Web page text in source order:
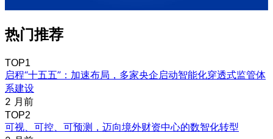
热门推荐
TOP1
启程“十五五”：加速布局，多家央企启动智能化穿透式监管体
系建设
2 月前
TOP2
可视、可控、可预测，迈向境外财资中心的数智化转型